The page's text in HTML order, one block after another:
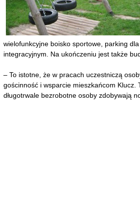
wielofunkcyjne boisko sportowe, parking
integracyjnym. Na ukończeniu jest także
– To istotne, że w pracach uczestniczą
gościnność i wsparcie mieszkańcom Klucz.
długotrwale bezrobotne osoby zdobywają